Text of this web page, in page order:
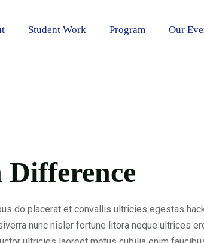
Student Work Program Our
do placerat et convallis ultricies egestas
nunc nisler fortune litora neque ultrices